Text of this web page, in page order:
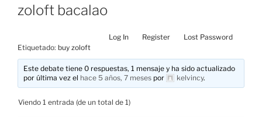
zoloft bacalao
Log In Register
Lost Password
Etiquetado: buy zoloft
Este debate tiene 0 respuestas, 1 mensaje y ha sido actualizado
por última vez el hace 5 años, 7 meses por kelvincy.
Viendo 1 entrada (de un total de 1)